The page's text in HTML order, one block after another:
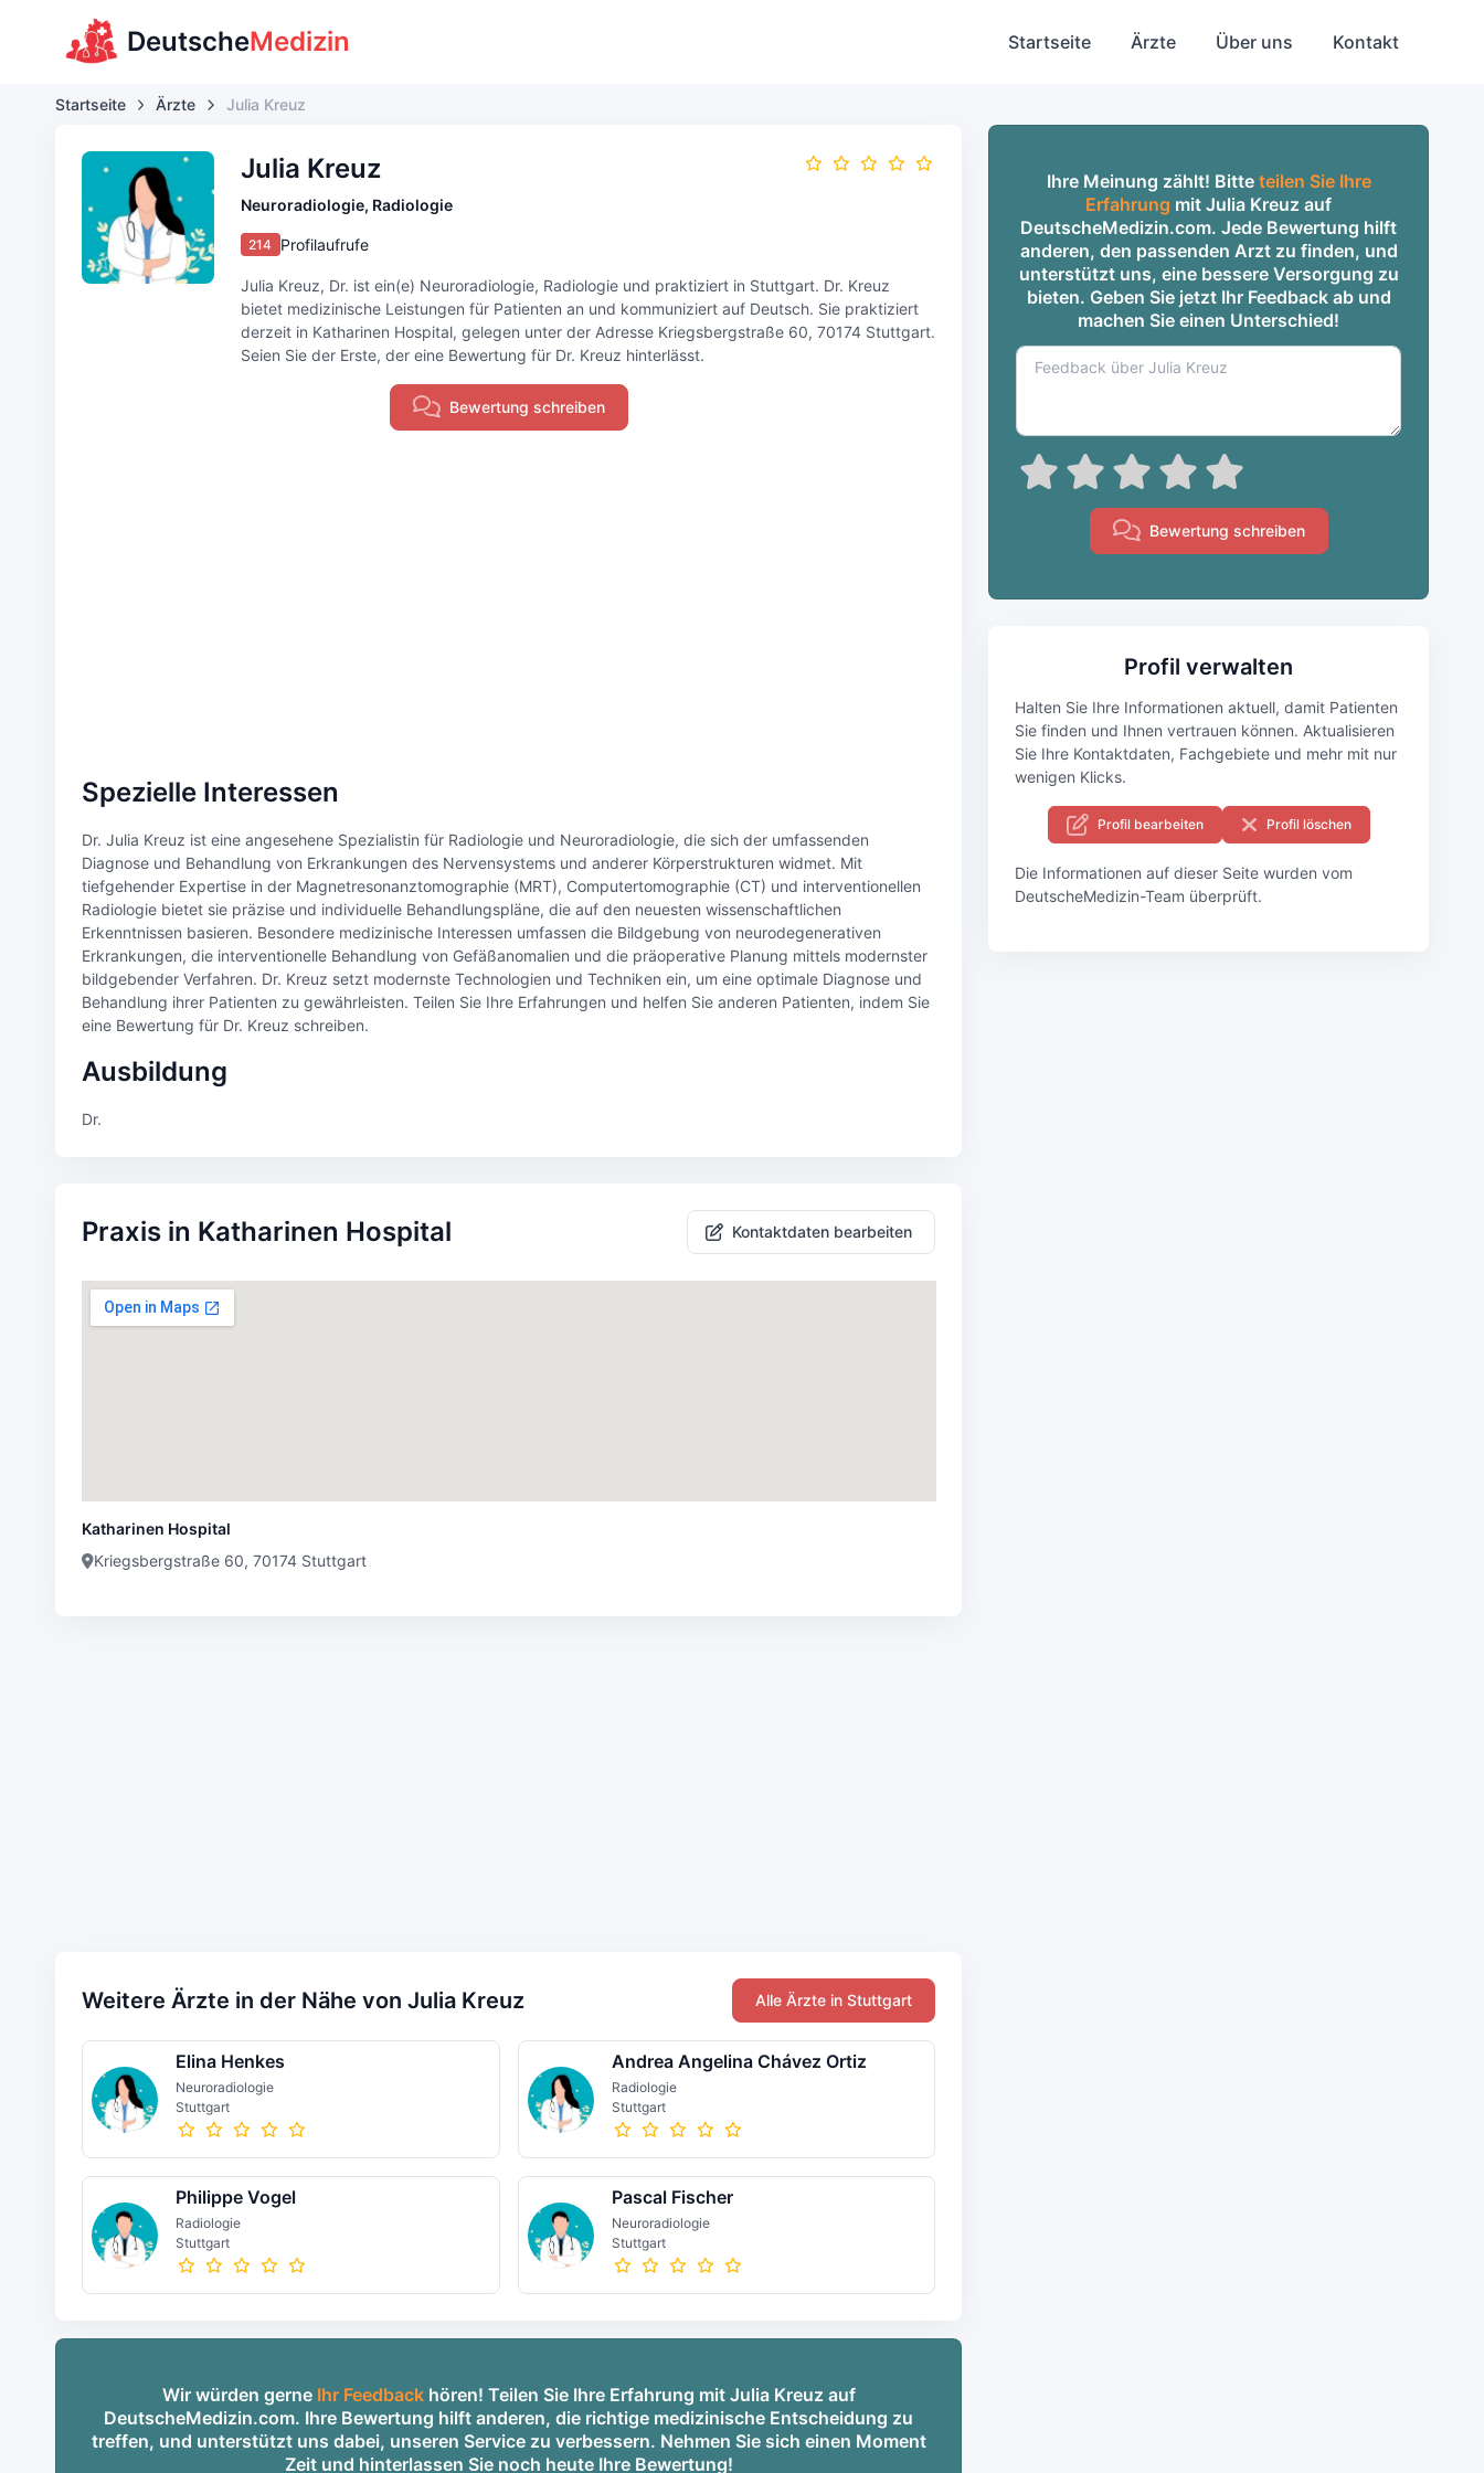
DeutscheMedizin Startseite Ärzte Über uns Kontakt
Startseite Ärzte Julia Kreuz
Julia Kreuz
Neuroradiologie, Radiologie
214 Profilaufrufe
Julia Kreuz, Dr. ist ein(e) Neuroradiologie, Radiologie und praktiziert in Stuttgart. Dr. Kreuz
bietet medizinische Leistungen für Patienten an und kommuniziert auf Deutsch. Sie praktiziert
derzeit in Katharinen Hospital, gelegen unter der Adresse Kriegsbergstraße 60, 70174 Stuttgart.
Seien Sie der Erste, der eine Bewertung für Dr. Kreuz hinterlässt.
Bewertung schreiben
Spezielle Interessen
Dr. Julia Kreuz ist eine angesehene Spezialistin für Radiologie und Neuroradiologie, die sich der umfassenden
Diagnose und Behandlung von Erkrankungen des Nervensystems und anderer Körperstrukturen widmet. Mit
tiefgehender Expertise in der Magnetresonanztomographie (MRT), Computertomographie (CT) und interventionellen
Radiologie bietet sie präzise und individuelle Behandlungspläne, die auf den neuesten wissenschaftlichen
Erkenntnissen basieren. Besondere medizinische Interessen umfassen die Bildgebung von neurodegenerativen
Erkrankungen, die interventionelle Behandlung von Gefäßanomalien und die präoperative Planung mittels modernster
bildgebender Verfahren. Dr. Kreuz setzt modernste Technologien und Techniken ein, um eine optimale Diagnose und
Behandlung ihrer Patienten zu gewährleisten. Teilen Sie Ihre Erfahrungen und helfen Sie anderen Patienten, indem Sie
eine Bewertung für Dr. Kreuz schreiben.
Ausbildung
Dr.
Praxis in Katharinen Hospital Kontaktdaten bearbeiten
Katharinen Hospital
Kriegsbergstraße 60, 70174 Stuttgart
Weitere Ärzte in der Nähe von Julia Kreuz Alle Ärzte in Stuttgart
Elina Henkes
Neuroradiologie
Stuttgart
Andrea Angelina Chávez Ortiz
Radiologie
Stuttgart
Philippe Vogel
Radiologie
Stuttgart
Pascal Fischer
Neuroradiologie
Stuttgart
Wir würden gerne Ihr Feedbackhören! Teilen Sie Ihre Erfahrung mit Julia Kreuz auf
DeutscheMedizin.com. Ihre Bewertung hilft anderen, die richtige medizinische Entscheidung zu
treffen, und unterstützt uns dabei, unseren Service zu verbessern. Nehmen Sie sich einen Moment
Zeit und hinterlassen Sie noch heute Ihre Bewertung!
Ihre Meinung zählt! Bitte teilen Sie Ihre
Erfahrung mit Julia Kreuz auf
DeutscheMedizin.com. Jede Bewertung hilft
anderen, den passenden Arzt zu finden, und
unterstützt uns, eine bessere Versorgung zu
bieten. Geben Sie jetzt Ihr Feedback ab und
machen Sie einen Unterschied!
Bewertung schreiben
Profil verwalten
Halten Sie Ihre Informationen aktuell, damit Patienten
Sie finden und Ihnen vertrauen können. Aktualisieren
Sie Ihre Kontaktdaten, Fachgebiete und mehr mit nur
wenigen Klicks.
Profil bearbeiten Profil löschen
Die Informationen auf dieser Seite wurden vom
DeutscheMedizin-Team überprüft.